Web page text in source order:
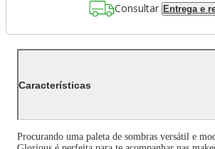
Consultar Entrega e
Características
Procurando uma paleta de sombras versátil e